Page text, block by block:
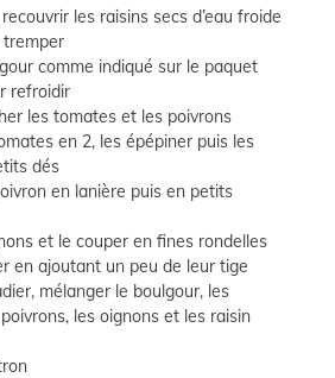
les raisins secs d’eau froide
comme indiqué sur le paquet
refroidir
les tomates et les poivrons
en 2, les épépiner puis les
dés
en lanière puis en petits
et le couper en fines rondelles
en ajoutant un peu de leur tige
mélanger le boulgour, les
les oignons et les raisin